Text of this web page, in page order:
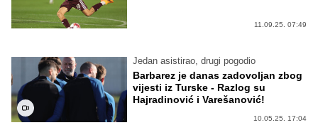
11.09.25. 07:49
Jedan asistirao, drugi pogodio
Barbarez je danas zadovoljan zbog
vijesti iz Turske - Razlog su
Hajradinović i Varešanović!
10.05.25. 17:04